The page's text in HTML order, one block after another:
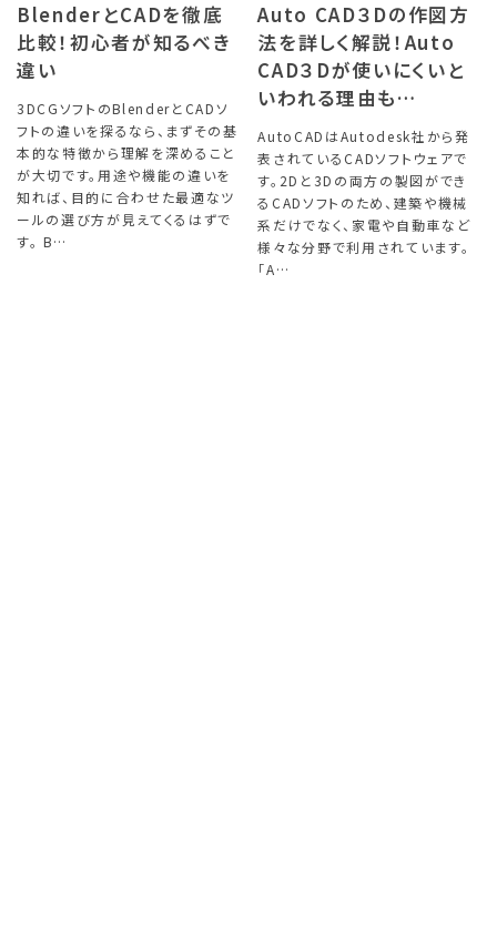
BlenderとCADを徹底
比較！初心者が知るべき
違い
3DCGソフトのBlenderとCADソ
フトの違いを探るなら、まずその基
本的な特徴から理解を深めること
が大切です。用途や機能の違いを
知れば、目的に合わせた最適なツ
ールの選び方が見えてくるはずで
す。 B…
Auto CAD３Dの作図方
法を詳しく解説！Auto
CAD３Dが使いにくいと
いわれる理由も…
AutoCADはAutodesk社から発
表されているCADソフトウェアで
す。2Dと3Dの両方の製図ができ
るCADソフトのため、建築や機械
系だけでなく、家電や自動車など
様々な分野で利用されています。
「A…